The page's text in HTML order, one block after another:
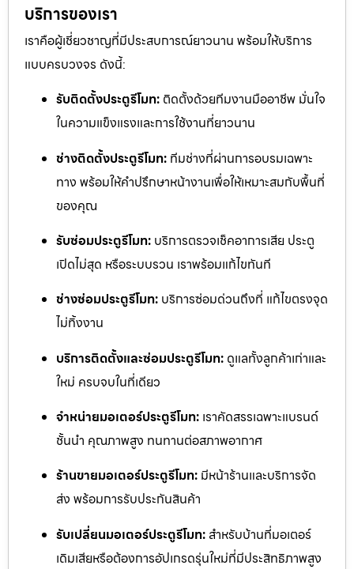
บริการของเรา
เราคือผู้เชี่ยวชาญที่มีประสบการณ์ยาวนาน พร้อมให้บริการ
แบบครบวงจร ดังนี้:
รับติดตั้งประตูรีโมท: ติดตั้งด้วยทีมงานมืออาชีพ มั่นใจ
ในความแข็งแรงและการใช้งานที่ยาวนาน
ช่างติดตั้งประตูรีโมท: ทีมช่างที่ผ่านการอบรมเฉพาะ
ทาง พร้อมให้คำปรึกษาหน้างานเพื่อให้เหมาะสมกับพื้นที่
ของคุณ
รับซ่อมประตูรีโมท: บริการตรวจเช็คอาการเสีย ประตู
เปิดไม่สุด หรือระบบรวน เราพร้อมแก้ไขทันที
ช่างซ่อมประตูรีโมท: บริการซ่อมด่วนถึงที่ แก้ไขตรงจุด
ไม่ทิ้งงาน
บริการติดตั้งและซ่อมประตูรีโมท: ดูแลทั้งลูกค้าเก่าและ
ใหม่ ครบจบในที่เดียว
จำหน่ายมอเตอร์ประตูรีโมท: เราคัดสรรเฉพาะแบรนด์
ชั้นนำ คุณภาพสูง ทนทานต่อสภาพอากาศ
ร้านขายมอเตอร์ประตูรีโมท: มีหน้าร้านและบริการจัด
ส่ง พร้อมการรับประกันสินค้า
รับเปลี่ยนมอเตอร์ประตูรีโมท: สำหรับบ้านที่มอเตอร์
เดิมเสียหรือต้องการอัปเกรดรุ่นใหม่ที่มีประสิทธิภาพสูง